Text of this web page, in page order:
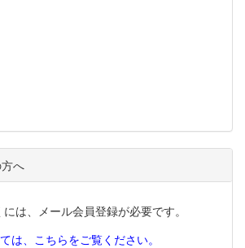
へ
は、メール会員登録が必要です。
は、こちらをご覧ください。